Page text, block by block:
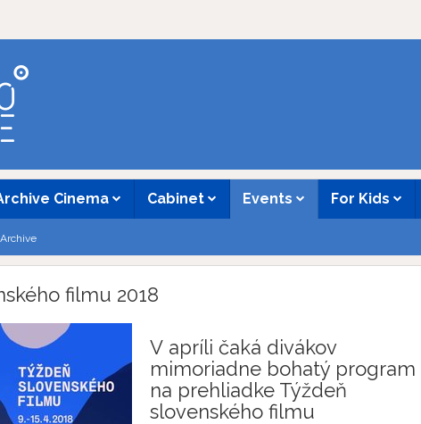
Cinema Cabinet Events For Kids
Archive
filmu 2018
V apríli čaká divákov
mimoriadne bohatý program
na prehliadke Týždeň
slovenského filmu